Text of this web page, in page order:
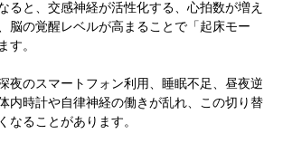
ると、交感神経が活性化する、心拍数が増え
脳の覚醒レベルが高まることで「起床モー
す。
夜のスマートフォン利用、睡眠不足、昼夜逆
内時計や自律神経の働きが乱れ、この切り替
なることがあります。